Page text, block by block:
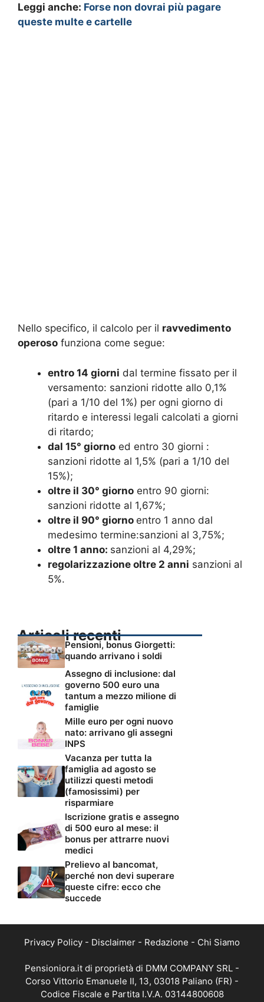
Leggi anche: Forse non dovrai più pagare
queste multe e cartelle
Nello specifico, il calcolo per il ravvedimento
operoso funziona come segue:
entro 14 giorni dal termine fissato per il
versamento: sanzioni ridotte allo 0,1%
(pari a 1/10 del 1%) per ogni giorno di
ritardo e interessi legali calcolati a giorni
di ritardo;
dal 15° giorno ed entro 30 giorni :
sanzioni ridotte al 1,5% (pari a 1/10 del
15%);
oltre il 30° giorno entro 90 giorni:
sanzioni ridotte al 1,67%;
oltre il 90° giorno entro 1 anno dal
medesimo termine:sanzioni al 3,75%;
oltre 1 anno: sanzioni al 4,29%;
regolarizzazione oltre 2 anni sanzioni al
5%.
Articoli recenti
Pensioni, bonus Giorgetti:
quando arrivano i soldi
Assegno di inclusione: dal
governo 500 euro una
tantum a mezzo milione di
famiglie
Mille euro per ogni nuovo
nato: arrivano gli assegni
INPS
Vacanza per tutta la
famiglia ad agosto se
utilizzi questi metodi
(famosissimi) per
risparmiare
Iscrizione gratis e assegno
di 500 euro al mese: il
bonus per attrarre nuovi
medici
Prelievo al bancomat,
perché non devi superare
queste cifre: ecco che
succede
Privacy Policy - Disclaimer - Redazione - Chi Siamo
Pensioniora.it di proprietà di DMM COMPANY SRL -
Corso Vittorio Emanuele II, 13, 03018 Paliano (FR) -
Codice Fiscale e Partita I.V.A. 03144800608